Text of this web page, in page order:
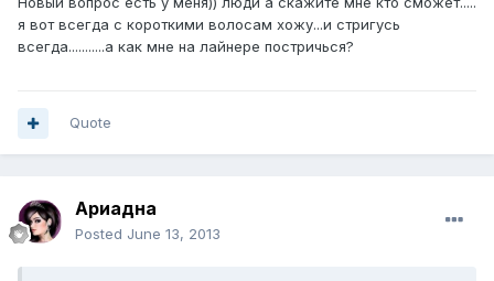
я вот всегда с короткими волосам хожу...и стригусь
всегда...........а как мне на лайнере постричься?
Quote
Ариадна
Posted June 13, 2013